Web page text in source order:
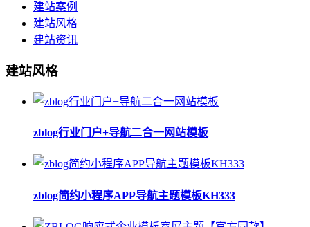
建站案例
建站风格
建站资讯
建站风格
zblog行业门户+导航二合一网站模板
zblog简约小程序APP导航主题模板KH333